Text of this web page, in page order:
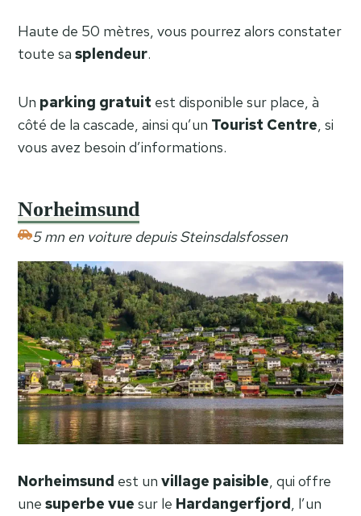
Haute de 50 mètres, vous pourrez alors constater
toute sa splendeur.
Un parking gratuit est disponible sur place, à
côté de la cascade, ainsi qu’un Tourist Centre , si
vous avez besoin d’informations.
Norheimsund
5 mn en voiture depuis Steinsdalsfossen
Norheimsund est un village paisible, qui offre
une superbe vue sur le Hardangerfjord, l’un